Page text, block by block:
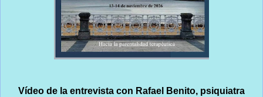
Vídeo de la entrevista con Rafael Benito, psiquiatra